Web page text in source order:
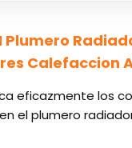
Plumero
Calefaccion
eficazmente los
en el plumero